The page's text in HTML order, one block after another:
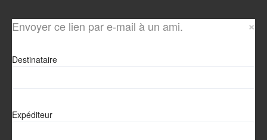
Envoyer ce lien par e-mail à un ami. ×
Destinataire
Expéditeur